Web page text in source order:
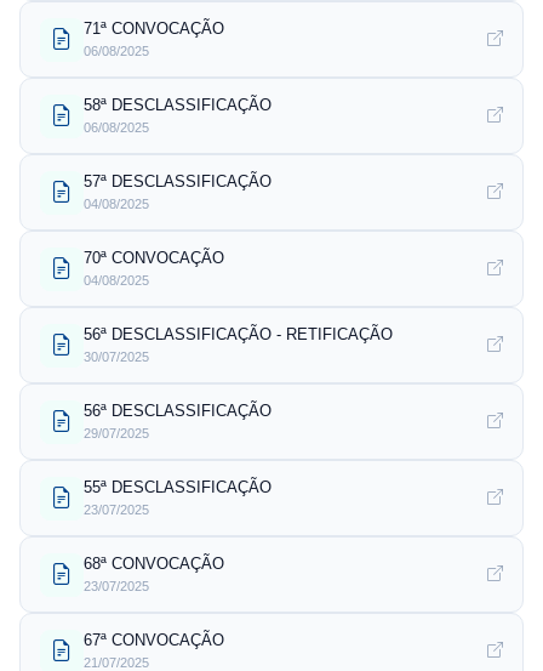
71ª CONVOCAÇÃO
06/08/2025
58ª DESCLASSIFICAÇÃO
06/08/2025
57ª DESCLASSIFICAÇÃO
04/08/2025
70ª CONVOCAÇÃO
04/08/2025
56ª DESCLASSIFICAÇÃO - RETIFICAÇÃO
30/07/2025
56ª DESCLASSIFICAÇÃO
29/07/2025
55ª DESCLASSIFICAÇÃO
23/07/2025
68ª CONVOCAÇÃO
23/07/2025
67ª CONVOCAÇÃO
21/07/2025